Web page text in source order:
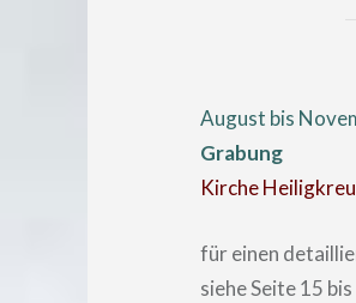
August bis
Grabung
Kirche
für einen
siehe Seite 15